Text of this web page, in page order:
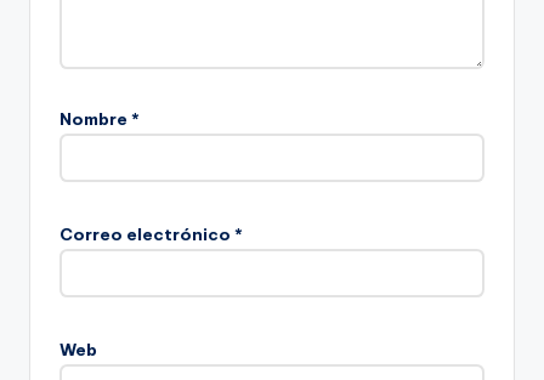
Nombre *
Correo electrónico *
Web